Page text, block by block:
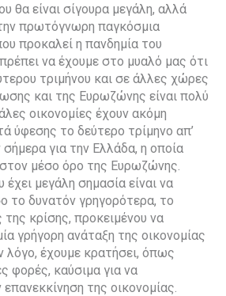
θα είναι σίγουρα μεγάλη, αλλά
πρωτόγνωρη παγκόσμια
προκαλεί η πανδημία του
να έχουμε στο μυαλό μας ότι
τριμήνου και σε άλλες χώρες
και της Ευρωζώνης είναι πολύ
οικονομίες έχουν ακόμη
ύφεσης το δεύτερο τρίμηνο απ’
για την Ελλάδα, η οποία
μέσο όρο της Ευρωζώνης.
μεγάλη σημασία είναι να
το δυνατόν γρηγορότερα, το
της κρίσης, προκειμένου να
γρήγορη ανάταξη της οικονομίας
λόγο, έχουμε κρατήσει, όπως
φορές, καύσιμα για να
της οικονομίας.